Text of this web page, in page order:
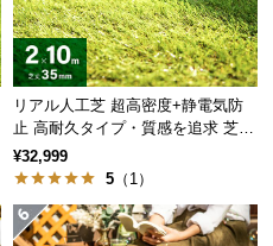
約135g/㎡
リアル人工芝 超高密度+静電気防
止 高耐久タイプ・質感を追求 芝丈
35mm 2×10m
¥32,999
5 （1）